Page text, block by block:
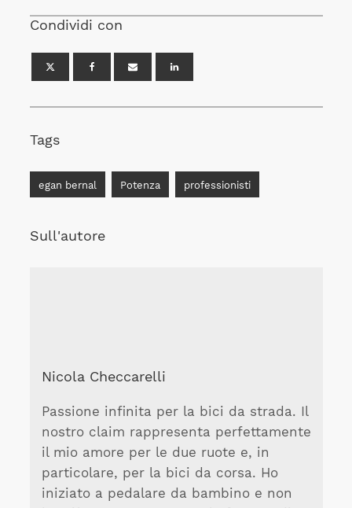
Condividi con
Tags
egan bernal Potenza professionisti
Sull'autore
Nicola Checcarelli
Passione infinita per la bici da strada. Il
nostro claim rappresenta perfettamente
il mio amore per le due ruote e, in
particolare, per la bici da corsa. Ho
iniziato a pedalare da bambino e non